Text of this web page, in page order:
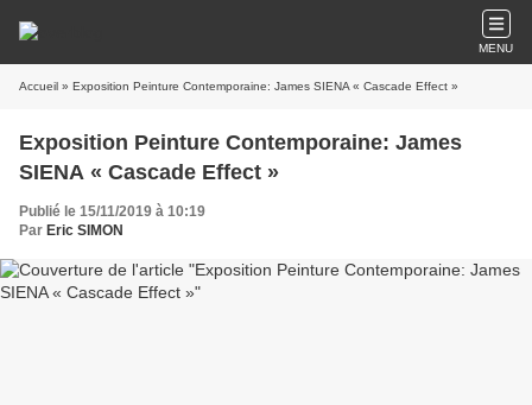
MENU
Accueil » Exposition Peinture Contemporaine: James SIENA « Cascade Effect »
Exposition Peinture Contemporaine: James
SIENA « Cascade Effect »
Publié le 15/11/2019 à 10:19
Par Eric SIMON